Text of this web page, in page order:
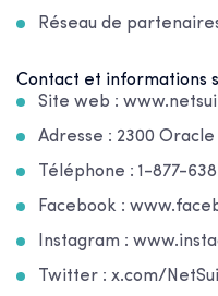
Réseau de
Contact et informations
Site web :
Adresse : 2300 Oracle
Téléphone : 1-877-
Facebook :
Instagram :
Twitter : x.com/